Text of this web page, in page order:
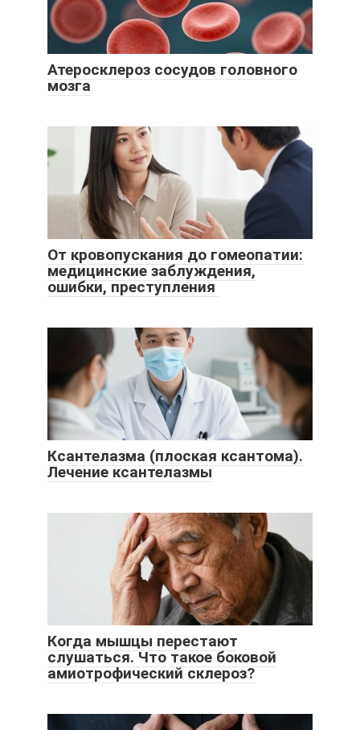
Атеросклероз сосудов головного
мозга
От кровопускания до гомеопатии:
медицинские заблуждения,
ошибки, преступления
Ксантелазма (плоская ксантома).
Лечение ксантелазмы
Когда мышцы перестают
слушаться. Что такое боковой
амиотрофический склероз?